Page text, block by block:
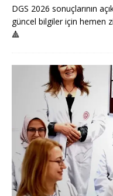
DGS 2026 sonuçlarının
güncel bilgiler için hemen
🔺